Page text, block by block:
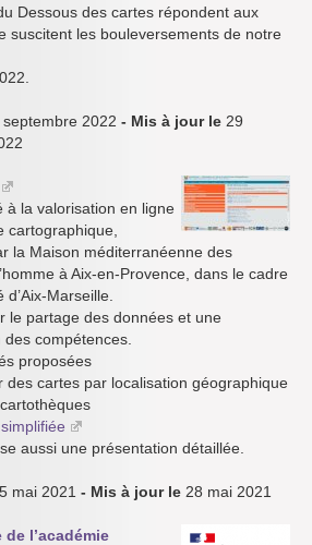
Dessous des cartes répondent aux
suscitent les bouleversements de notre
septembre 2022 - Mis à jour le 29
à la valorisation en ligne
cartographique,
la Maison méditerranéenne des
à Aix-en-Provence, dans le cadre
d’Aix-Marseille.
le partage des données et une
compétences.
proposées
des cartes par localisation géographique
aussi une présentation détaillée.
mai 2021 - Mis à jour le 28 mai 2021
l’académie